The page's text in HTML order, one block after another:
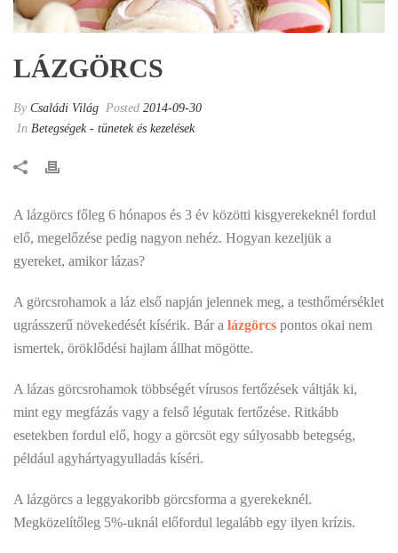
LÁZGÖRCS
By Családi Világ Posted 2014-09-30
In Betegségek - tünetek és kezelések
A lázgörcs főleg 6 hónapos és 3 év közötti kisgyerekeknél fordul
elő, megelőzése pedig nagyon nehéz. Hogyan kezeljük a
gyereket, amikor lázas?
A görcsrohamok a láz első napján jelennek meg, a testhőmérséklet
ugrásszerű növekedését kísérik. Bár a lázgörcs pontos okai nem
ismertek, öröklődési hajlam állhat mögötte.
A lázas görcsrohamok többségét vírusos fertőzések váltják ki,
mint egy megfázás vagy a felső légutak fertőzése. Ritkább
esetekben fordul elő, hogy a görcsöt egy súlyosabb betegség,
például agyhártyagyulladás kíséri.
A lázgörcs a leggyakoribb görcsforma a gyerekeknél.
Megközelítőleg 5%-uknál előfordul legalább egy ilyen krízis.